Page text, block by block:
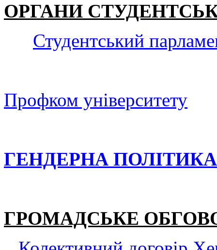
ОРГАНИ
Студентський
Профком університету
ГЕНДЕРНА
ГРОМАДСЬКЕ